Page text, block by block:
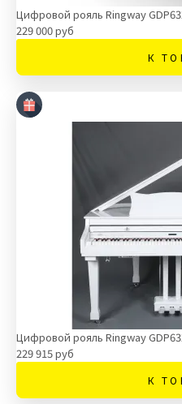
Цифровой рояль Ringway
229 000 руб
К
Цифровой рояль Ringway
229 915 руб
К